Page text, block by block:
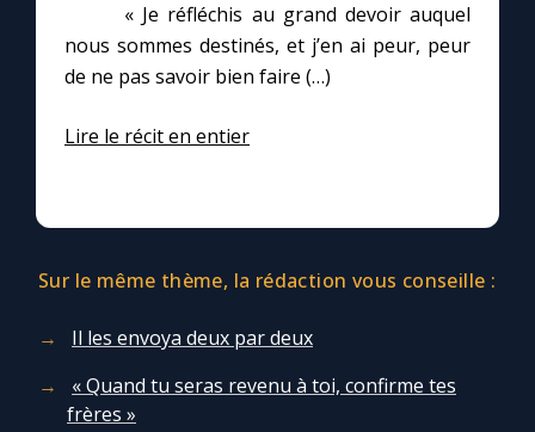
« Je réfléchis au grand devoir auquel
nous sommes destinés, et j’en ai peur, peur
de ne pas savoir bien faire (…)
Lire le récit en entier
Sur le même thème, la rédaction vous conseille :
Il les envoya deux par deux
« Quand tu seras revenu à toi, confirme tes
frères »